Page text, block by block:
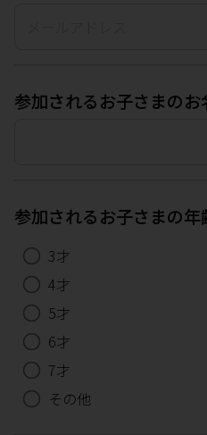
参加されるお子さまの
参加されるお子さまの年
3才
4才
5才
6才
7才
その他